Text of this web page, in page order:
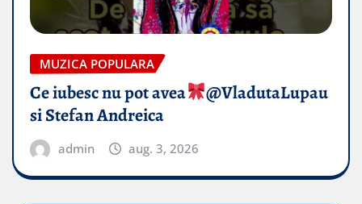
MUZICA POPULARA
Ce iubesc nu pot avea
​@VladutaLupau
si Stefan Andreica
admin aug. 3, 2026